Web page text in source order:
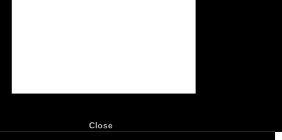
Close